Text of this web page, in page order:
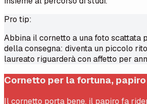
Pro tip:
Abbina il cornetto a una foto scattata
della consegna: diventa un piccolo
laureato riguarderà con affetto per
Cornetto per la fortuna,
Il cornetto porta bene, il papiro fa